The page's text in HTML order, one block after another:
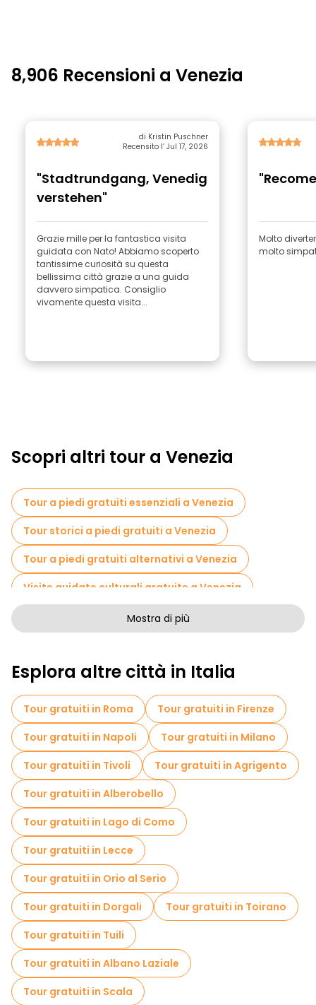
8,906 Recensioni a Venezia
di Kristin Puschner
Recensito l’ Jul 17, 2026
"Stadtrundgang, Venedig
verstehen"
Grazie mille per la fantastica visita
guidata con Nato! Abbiamo scoperto
tantissime curiosità su questa
bellissima città grazie a una guida
davvero simpatica. Consiglio
vivamente questa visita...
Molto
molto
Scopri altri tour a Venezia
Tour a piedi gratuiti essenziali a Venezia
Tour storici a piedi gratuiti a Venezia
Tour a piedi gratuiti alternativi a Venezia
Visite guidate culturali gratuite a Venezia
Tour a piedi gratuiti per famiglie a Venezia
Visite autoguidate in Venezia
Tour fotografici in Venezia
Crociere in Venezia
Visita gratuita del centro storico Venezia
Tour per piccoli gruppi in Venezia
Visite al mercato in Venezia
Gite giornaliere gratuite a Venezia
Passeggiate notturne gratuite a Venezia
Tour in bicicletta a Venezia
Tour gastronomici a Venezia
Tour gratuiti nelle vicinanze Saint Mark's Basilica
Tour gratuiti nelle vicinanze Doge's Palace
Tour gratuiti nelle vicinanze St. Mark's Square
Mostra di più
Esplora altre città in Italia
Tour gratuiti in Roma
Tour gratuiti in Firenze
Tour gratuiti in Napoli
Tour gratuiti in Milano
Tour gratuiti in Tivoli
Tour gratuiti in Agrigento
Tour gratuiti in Alberobello
Tour gratuiti in Lago di Como
Tour gratuiti in Lecce
Tour gratuiti in Orio al Serio
Tour gratuiti in Dorgali
Tour gratuiti in Toirano
Tour gratuiti in Tuili
Tour gratuiti in Albano Laziale
Tour gratuiti in Scala